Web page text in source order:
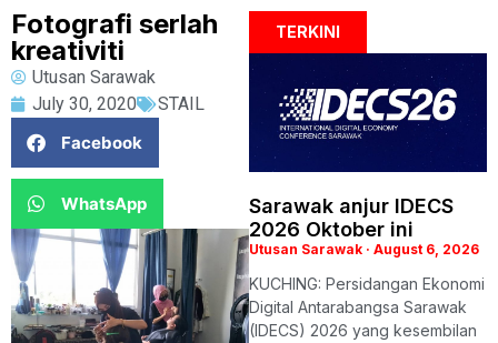
Fotografi serlah
kreativiti
Utusan Sarawak
July 30, 2020
STAIL
Facebook
WhatsApp
TERKINI
Sarawak anjur IDECS
2026 Oktober ini
Utusan Sarawak August 6, 2026
KUCHING: Persidangan Ekonomi
Digital Antarabangsa Sarawak
(IDECS) 2026 yang kesembilan